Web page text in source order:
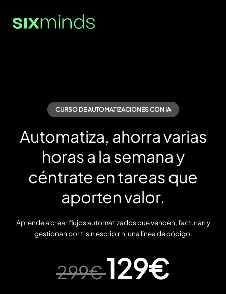
CURSO DE AUTOMATIZACIONES CON IA
Automatiza, ahorra varias
horas a la semana y
céntrate en tareas que
aporten valor.
Aprende a crear flujos automatizados que venden, facturan y
gestionan por ti sin escribir ni una línea de código.
299€129€